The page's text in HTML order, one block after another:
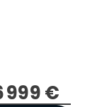
999 €